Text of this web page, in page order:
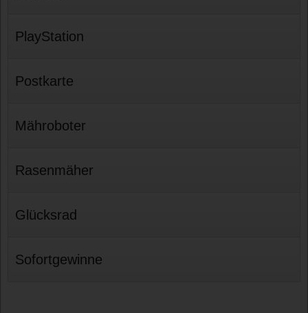
PlayStation
Postkarte
Mähroboter
Rasenmäher
Glücksrad
Sofortgewinne